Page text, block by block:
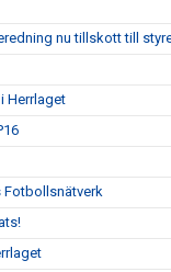
nu tillskott till
Herrlaget
Fotbollsnätverk